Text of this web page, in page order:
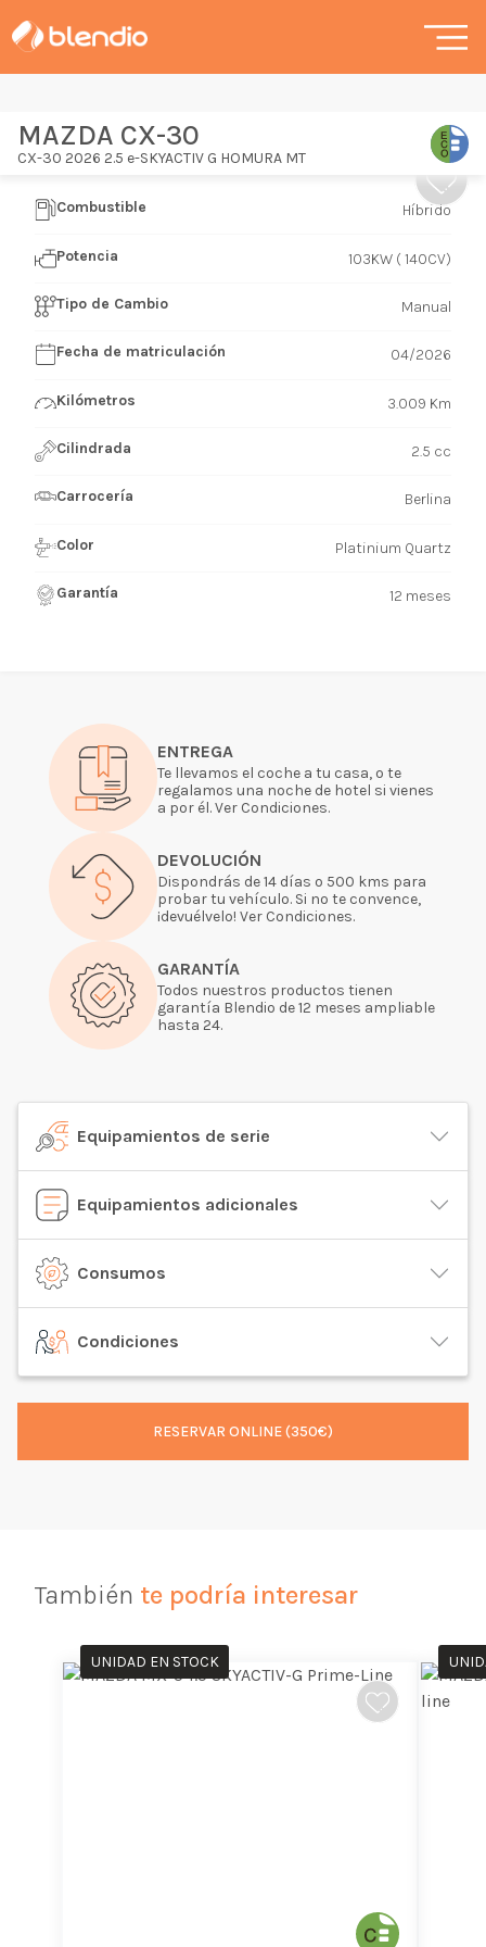
MAZDA CX-30
CX-30 2026 2.5 e-SKYACTIV G HOMURA MT
ENTREGA
Te llevamos el coche a tu casa, o te
regalamos una noche de hotel si vienes
a por él. Ver Condiciones.
DEVOLUCIÓN
Dispondrás de 14 días o 500 kms para
probar tu vehículo. Si no te convence,
¡devuélvelo! Ver Condiciones.
GARANTÍA
Todos nuestros productos tienen
garantía Blendio de 12 meses ampliable
hasta 24.
Equipamientos de serie
Equipamientos adicionales
Consumos
Condiciones
RESERVAR ONLINE (350€)
Combustible Híbrido
Potencia 103KW ( 140CV)
Tipo de Cambio Manual
Fecha de matriculación 04/2026
Kilómetros 3.009 Km
Cilindrada 2.5 cc
Carrocería Berlina
Color Platinium Quartz
Garantía 12 meses
También te podría interesar
UNIDAD EN STOCK